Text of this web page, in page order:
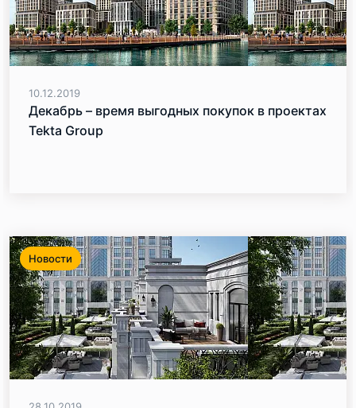
10.12.2019
Декабрь – время выгодных покупок в проектах
Tekta Group
Новости